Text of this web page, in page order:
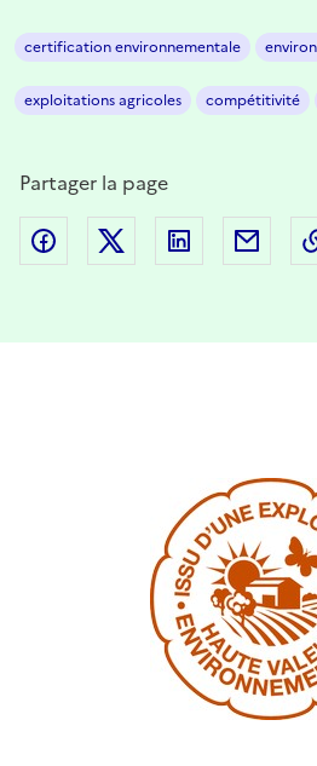
certification environnementale
exploitations agricoles compétitivité
Partager la page
Partager sur Facebook
Partager sur Twitter
Partager